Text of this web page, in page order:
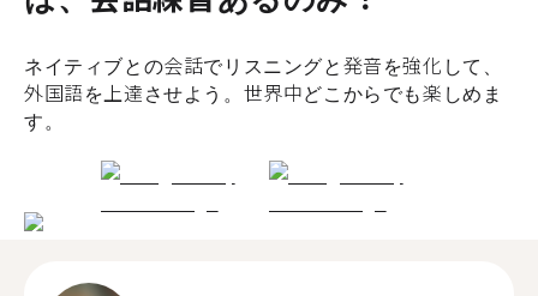
ネイティブとの会話でリスニングと発音を強化して、
外国語を上達させよう。世界中どこからでも楽しめま
す。